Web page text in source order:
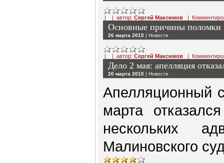
| | автор: Сергей Максимов |
Основные причины поломки
26 марта 2015 | Новости
| | автор: Сергей Максимов |
Дело 2 мая: апелляция
20 марта 2015 | Новости
Апелляционный
марта
нескольких
Малиновского